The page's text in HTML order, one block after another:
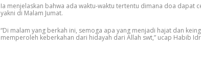
Ia menjelaskan bahwa ada waktu-waktu tertentu dimana doa dapat
yakni di Malam Jumat.
“Di malam yang berkah ini, semoga apa yang menjadi hajat dan
memperoleh keberkahan dari hidayah dari Allah swt,” ucap Habib